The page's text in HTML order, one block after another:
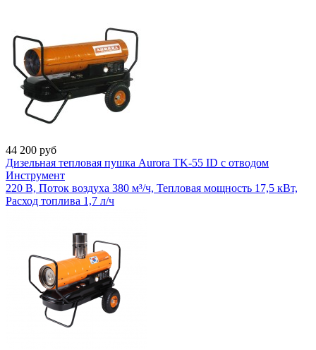
44 200 руб
Дизельная тепловая пушка Aurora TK-55 ID с отводом
Инструмент
220 В, Поток воздуха 380 м³/ч, Тепловая мощность 17,5 кВт,
Расход топлива 1,7 л/ч